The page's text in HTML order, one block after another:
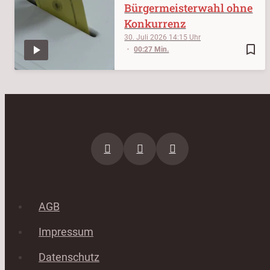
bookmark_border
30. Juli 2026 14:15
00:27 Min.
Bürgermeisterwahl ohne
Konkurrenz
AGB
Impressum
Datenschutz